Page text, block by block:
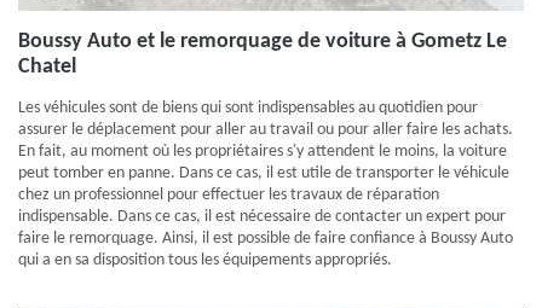
Boussy Auto et le remorquage de voiture à Gometz Le
Chatel
Les véhicules sont de biens qui sont indispensables au quotidien pour
assurer le déplacement pour aller au travail ou pour aller faire les achats.
En fait, au moment où les propriétaires s'y attendent le moins, la voiture
peut tomber en panne. Dans ce cas, il est utile de transporter le véhicule
chez un professionnel pour effectuer les travaux de réparation
indispensable. Dans ce cas, il est nécessaire de contacter un expert pour
faire le remorquage. Ainsi, il est possible de faire confiance à Boussy Auto
qui a en sa disposition tous les équipements appropriés.